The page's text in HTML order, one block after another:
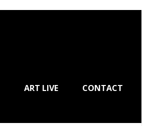
ART LIVE CONTACT